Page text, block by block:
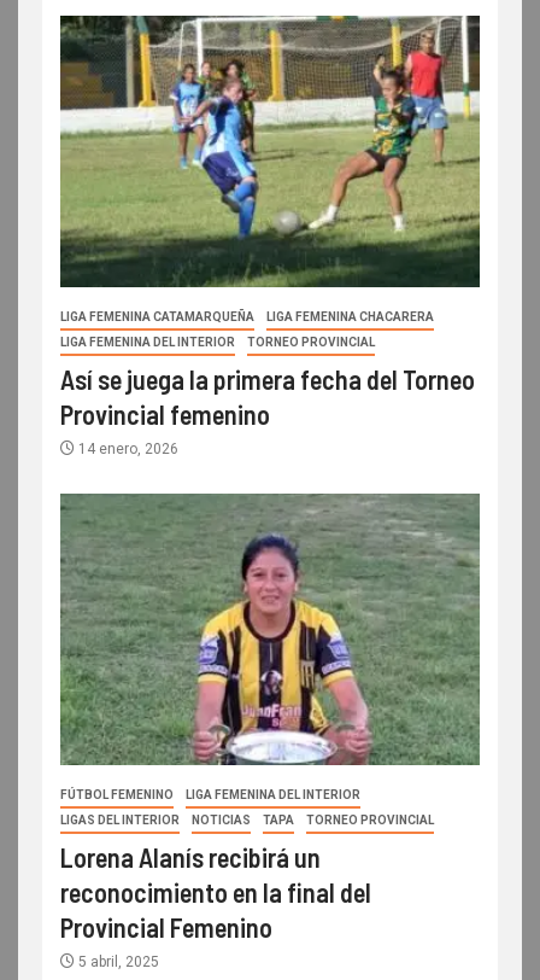
LIGA FEMENINA CATAMARQUEÑA
LIGA FEMENINA CHACARERA
LIGA FEMENINA DEL INTERIOR
TORNEO PROVINCIAL
Así se juega la primera fecha del Torneo
Provincial femenino
14 enero, 2026
FÚTBOL FEMENINO
LIGA FEMENINA DEL INTERIOR
LIGAS DEL INTERIOR
NOTICIAS TAPA TORNEO PROVINCIAL
Lorena Alanís recibirá un
reconocimiento en la final del
Provincial Femenino
5 abril, 2025